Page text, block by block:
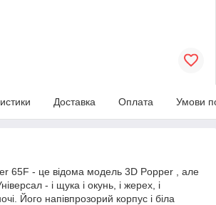
Доставка Оплата Умови
65F - це відома модель 3D Popper , але
- і щука і окунь, і жерех, і
Його напівпрозорий корпус і біла